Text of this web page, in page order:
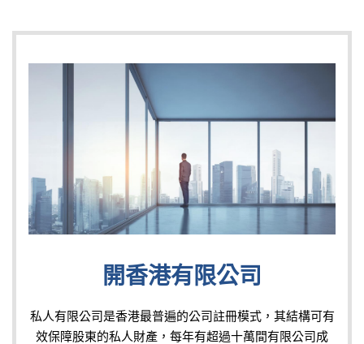
開香港有限公司
私人有限公司是香港最普遍的公司註冊模式，其結構可有
效保障股東的私人財產，每年有超過十萬間有限公司成